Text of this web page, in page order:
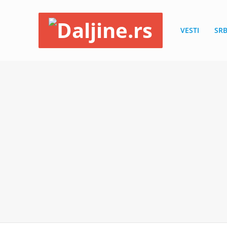
VESTI